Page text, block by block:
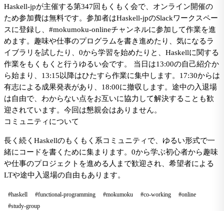
Haskell-jpが主催する第347回もくもく会で、オンライン開催の
ため参加費は無料です。参加者はHaskell-jpのSlackワークスペー
スに登録し、#mokumoku-onlineチャンネルに参加して作業を進
めます。趣味や仕事のプログラムを書き進めたり、気になるラ
イブラリを試したり、0から学習を始めたりと、Haskellに関する
作業をもくもくと行うゆるい会です。 当日は13:00の自己紹介か
ら始まり、13:15以降はひたすら作業に集中します。17:30からは
有志による成果発表があり、18:00に撤収します。途中の入退場
は自由で、わからない点をお互いに協力して解決することも歓
迎されています。今回は懇親会はありません。
コミュニティについて
長く続くHaskellのもくもく系コミュニティで、ゆるい形式で一
緒にコードを書くために集まります。0から学ぶ初心者から趣味
や仕事のプロジェクトを進める人まで歓迎され、希望者による
LTや途中入退場の自由もあります。
#haskell #functional-programming #mokumoku #co-working
#online
#study-group